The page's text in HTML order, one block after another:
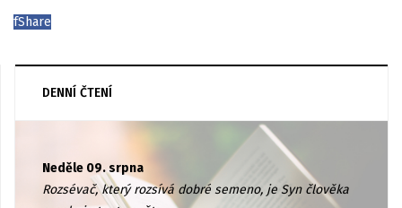
fShare
DENNÍ ČTENÍ
Neděle 09. srpna
Rozsévač, který rozsívá dobré semeno, je Syn člověka